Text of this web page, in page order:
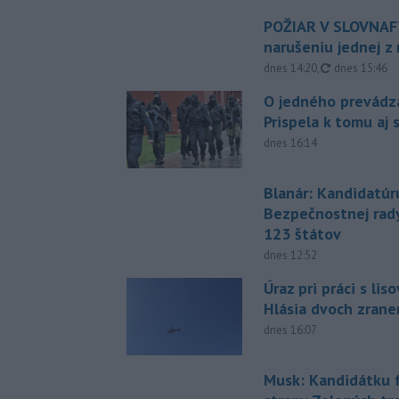
POŽIAR V
narušeniu jednej z
dnes 14:20, aktualizované
dnes 15:46
O jedného
Prispela k tomu aj
dnes 16:14
Blanár:
Bezpečnostnej
123 štátov
dnes 12:52
Úraz pri práci s
Hlásia dvoch
dnes 16:07
Musk: Kandidátku